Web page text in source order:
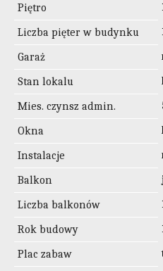
Piętro
Liczba pięter w budynku
Garaż
Stan lokalu
Mies. czynsz admin.
Okna
Instalacje
Balkon
Liczba balkonów
Rok budowy
Plac zabaw